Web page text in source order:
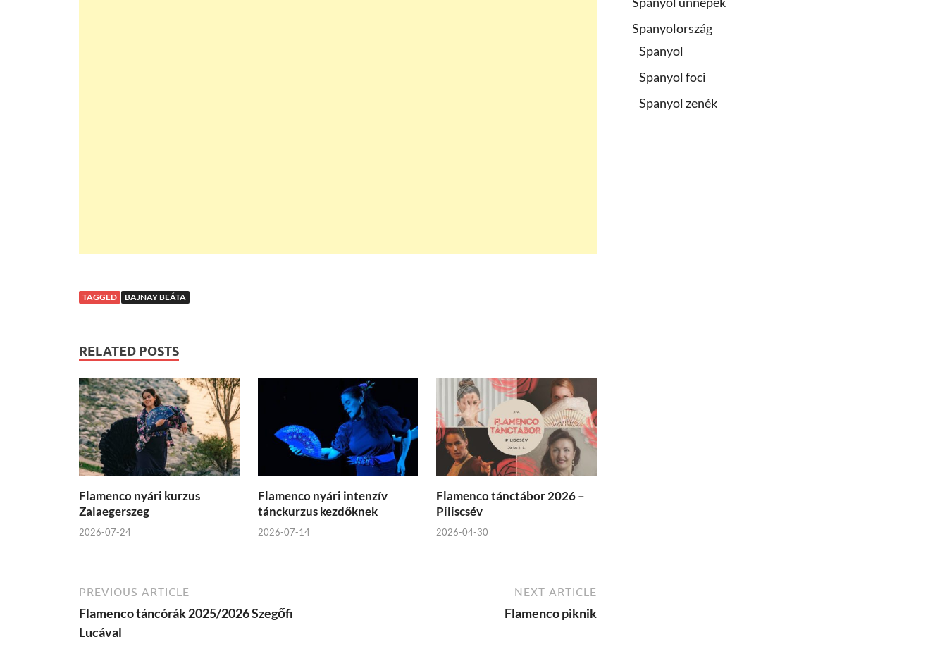
TAGGED BAJNAY BEÁTA
RELATED POSTS
Flamenco nyári kurzus
Zalaegerszeg
2026-07-24
Flamenco nyári intenzív
tánckurzus kezdőknek
2026-07-14
Flamenco tánctábor 2026 –
Piliscsév
2026-04-30
PREVIOUS ARTICLE
Flamenco táncórák 2025/2026 Szegőfi
Lucával
NEXT ARTICLE
Flamenco piknik
Spanyolország
Spanyol
Spanyol foci
Spanyol zenék